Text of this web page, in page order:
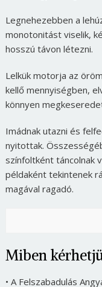
Legnehezebben a
monotonitást viselik,
hosszú távon létezni.
Lelkük motorja az
kellő mennyiségben,
könnyen
Imádnak utazni és
nyitottak.
színfoltként táncolnak
példaként tekintenek
magával ragadó.
Miben
• A Felszabadulás